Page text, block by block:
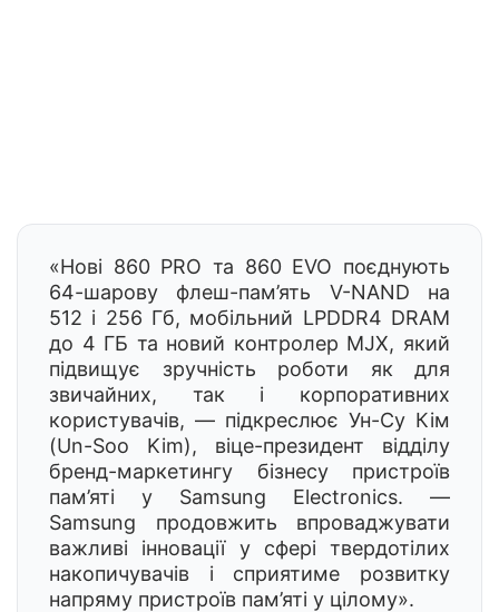
«Нові 860 PRO та 860 EVO поєднують
64-шарову флеш-пам’ять V-NAND на
512 і 256 Гб, мобільний LPDDR4 DRAM
до 4 ГБ та новий контролер MJX, який
підвищує зручність роботи як для
звичайних, так і корпоративних
користувачів, — підкреслює Ун-Су Кім
(Un-Soo Kim), віце-президент відділу
бренд-маркетингу бізнесу пристроїв
пам’яті у Samsung Electronics. —
Samsung продовжить впроваджувати
важливі інновації у сфері твердотілих
накопичувачів і сприятиме розвитку
напряму пристроїв пам’яті у цілому».